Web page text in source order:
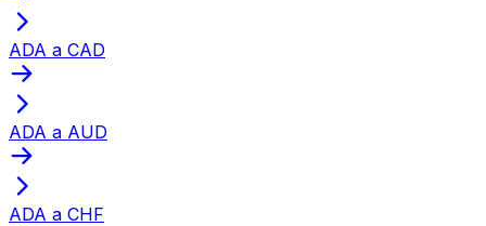
ADA a CAD
ADA a AUD
ADA a CHF